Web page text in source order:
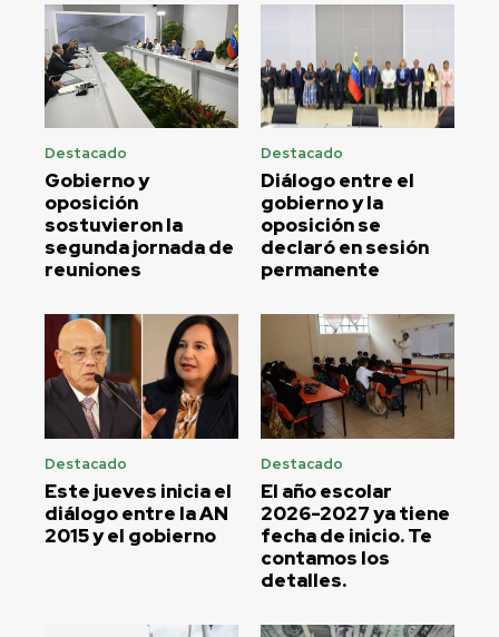
Destacado
Gobierno y
oposición
sostuvieron la
segunda jornada de
reuniones
Destacado
Diálogo entre el
gobierno y la
oposición se
declaró en sesión
permanente
Destacado
Este jueves inicia el
diálogo entre la AN
2015 y el gobierno
Destacado
El año escolar
2026-2027 ya tiene
fecha de inicio. Te
contamos los
detalles.